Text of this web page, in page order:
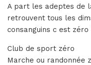
A part les adeptes de
retrouvent tous les
consanguins c est zéro
Club de sport zéro
Marche ou randonnée